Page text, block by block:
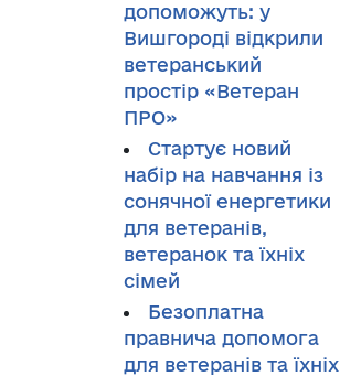
допоможуть: у
Вишгороді відкрили
ветеранський
простір «Ветеран
ПРО»
Стартує новий
набір на навчання із
сонячної енергетики
для ветеранів,
ветеранок та їхніх
сімей
Безоплатна
правнича допомога
для ветеранів та їхніх